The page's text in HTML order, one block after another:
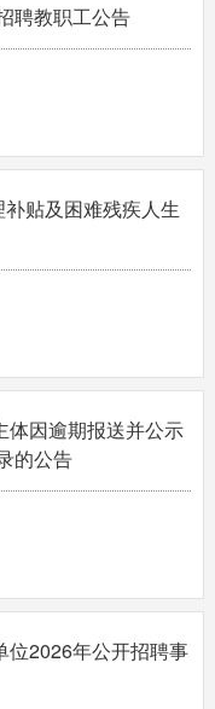
聘教职工公告
贴及困难残疾人生
体因逾期报送并公示
的公告
位2026年公开招聘事